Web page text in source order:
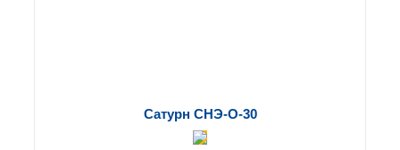
Сатурн СНЭ-О-30